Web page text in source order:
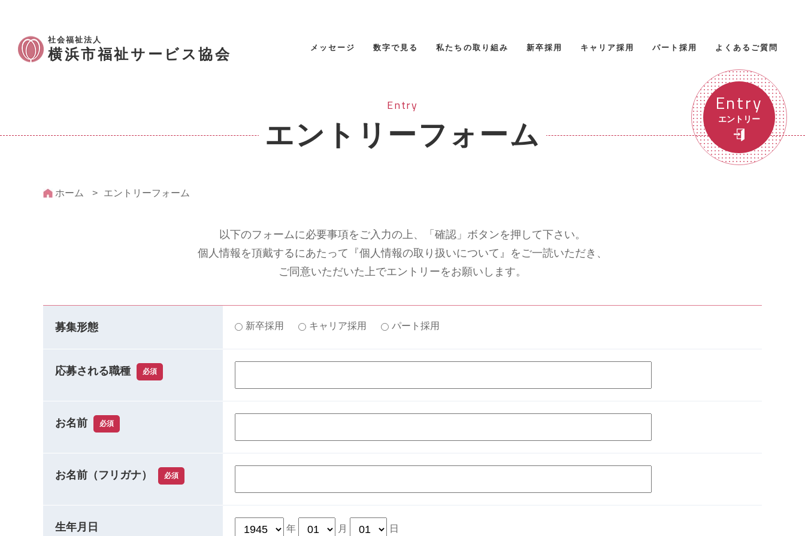
社会福祉法人
横浜市福祉サービス協会 メッセージ 数字で見る 私たちの取り組み 新卒採用 キャリア採用 パート採用 よくあるご質問
Entry
エントリー
Entry
エントリーフォーム
ホーム エントリーフォーム
以下のフォームに必要事項をご入力の上、「確認」ボタンを押して下さい。
個人情報を頂戴するにあたって『個人情報の取り扱いについて』をご一読いただき、
ご同意いただいた上でエントリーをお願いします。
募集形態 新卒採用 キャリア採用 パート採用
応募される職種 必須
お名前 必須
お名前（フリガナ） 必須
生年月日 年 月 日